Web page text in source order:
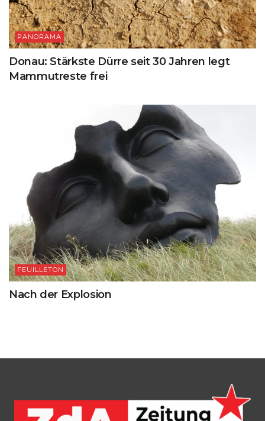
PANORAMA
Donau: Stärkste Dürre seit 30 Jahren legt
Mammutreste frei
FEUILLETON
Nach der Explosion